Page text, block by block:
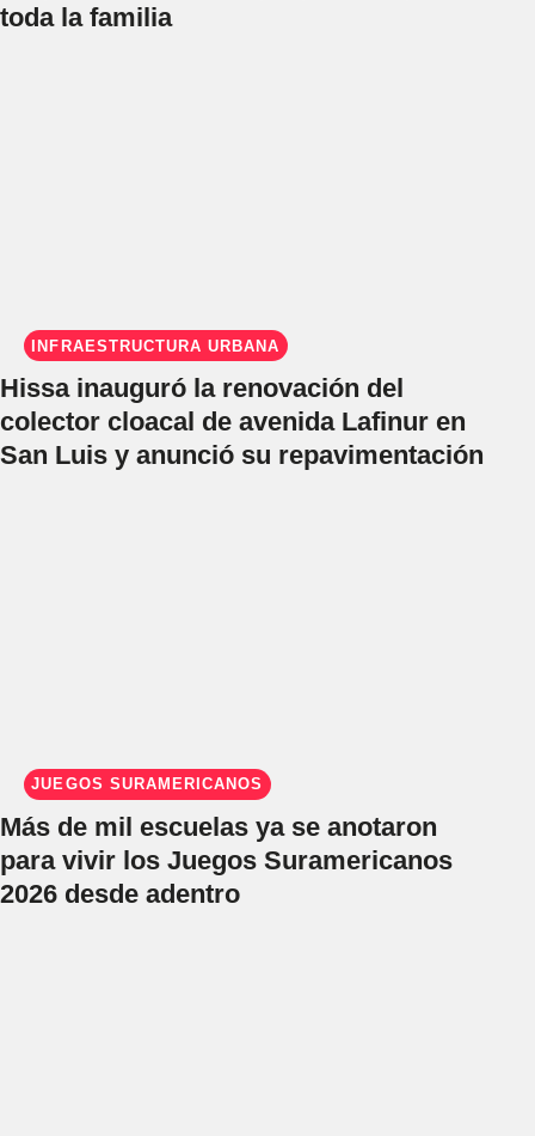
toda la familia
INFRAESTRUCTURA URBANA
Hissa inauguró la renovación del
colector cloacal de avenida Lafinur en
San Luis y anunció su repavimentación
JUEGOS SURAMERICANOS
Más de mil escuelas ya se anotaron
para vivir los Juegos Suramericanos
2026 desde adentro